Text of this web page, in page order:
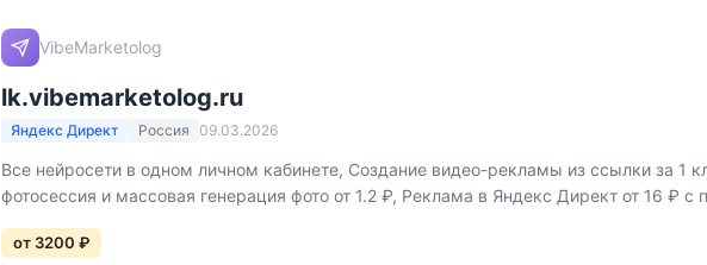
VibeMarketolog
lk.vibemarketolog.ru
Яндекс Директ Россия 09.03.2026
Все нейросети в одном личном кабинете, Создание видео-рекламы из ссылки за 1
фотосессия и массовая генерация фото от 1.2 ₽, Реклама в Яндекс Директ от 16 ₽ с
от 3200 ₽